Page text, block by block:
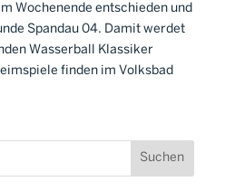
Wochenende entschieden und
Spandau 04. Damit werdet
Wasserball Klassiker
finden im Volksbad